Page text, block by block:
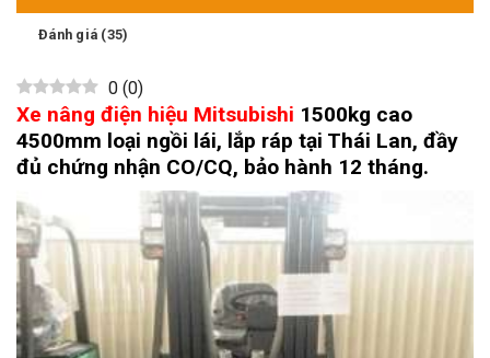
Đánh giá (35)
0 (0)
Xe nâng điện hiệu Mitsubishi 1500kg cao
4500mm loại ngồi lái, lắp ráp tại Thái Lan, đầy
đủ chứng nhận CO/CQ, bảo hành 12 tháng.